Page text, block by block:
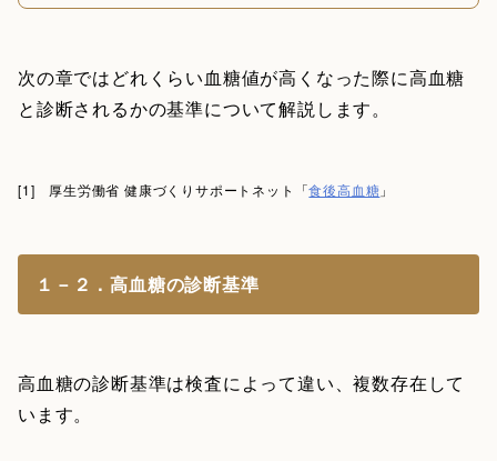
次の章ではどれくらい血糖値が高くなった際に高血糖
と診断されるかの基準について解説します。
[1] 厚生労働省 健康づくりサポートネット「食後高血糖 」
１－２．高血糖の診断基準
高血糖の診断基準は検査によって違い、複数存在して
います。